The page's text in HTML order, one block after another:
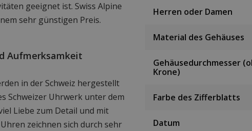
geeignet ist. Swiss Alpine
sehr günstigen Preis.
Aufmerksamkeit
in der Schweiz hergestellt
Schweizer Uhrwerk unter dem
Liebe zum Detail und mit
zeichnen sich durch sehr
Herren oder Damen
Material des Gehäuses
Gehäusedurchmesser
Krone)
Farbe des Zifferblatts
Datum